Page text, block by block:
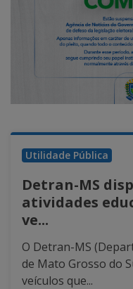
Utilidade Pública
Detran-MS
atividades
ve...
O Detran-MS
de Mato Grosso do
veículos que...